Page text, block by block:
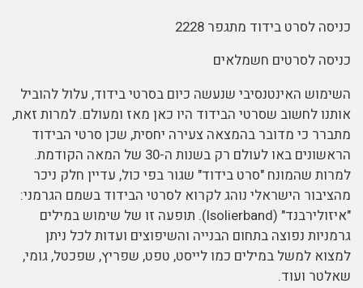
כניסה לסרט בידוד מתגפר 2228
כניסה לסרטים חשמלאים
השימוש האינטנסיבי שנעשה כיום בסרטי בידוד, עלול להוביל
אותנו לחשוב שסרטי הבידוד היו כאן מאז ומעולם. למרות זאת,
מתברר כי מדובר בהמצאה צעירה יחסית, שכן סרטי הבידוד
הראשונים באו לעולם רק בשנות ה-30 של המאה הקודמת.
למרות שהמונח "סרט בידוד" שגור בפי כול, עדיין חלק ניכר
מהציבור הישראלי נוהג לקרוא לסרטי הבידוד בשמם הגרמני:
"איזולירבנד" (Isolierband). תופעה זו של שימוש במילים
גרמניות נפוצה בתחום הבנייה והשיפוצים ועדות לכל ניתן
למצוא למשל במילים כמו לייסט, טפט, שפריץ, שפכטל, גומי,
שאלטר ועוד.